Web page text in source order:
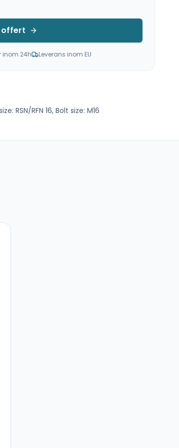
offert
inom 24h Leverans inom EU
RSN/RFN 16, Bolt size: M16